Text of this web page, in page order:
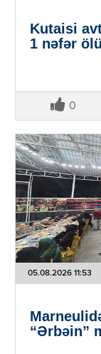
Kutaisi
1 nəfər
0
05.08.2026 11:53
“Ərbəin”